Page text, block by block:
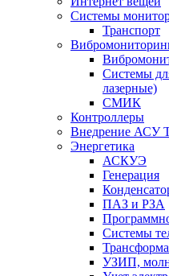
Системы
Транспорт
Системы
лазерные)
СМИК
Контроллеры
Внедрение АСУ
Энергетика
АСКУЭ
Генерация
ПАЗ и РЗА
Системы
УЗИП,